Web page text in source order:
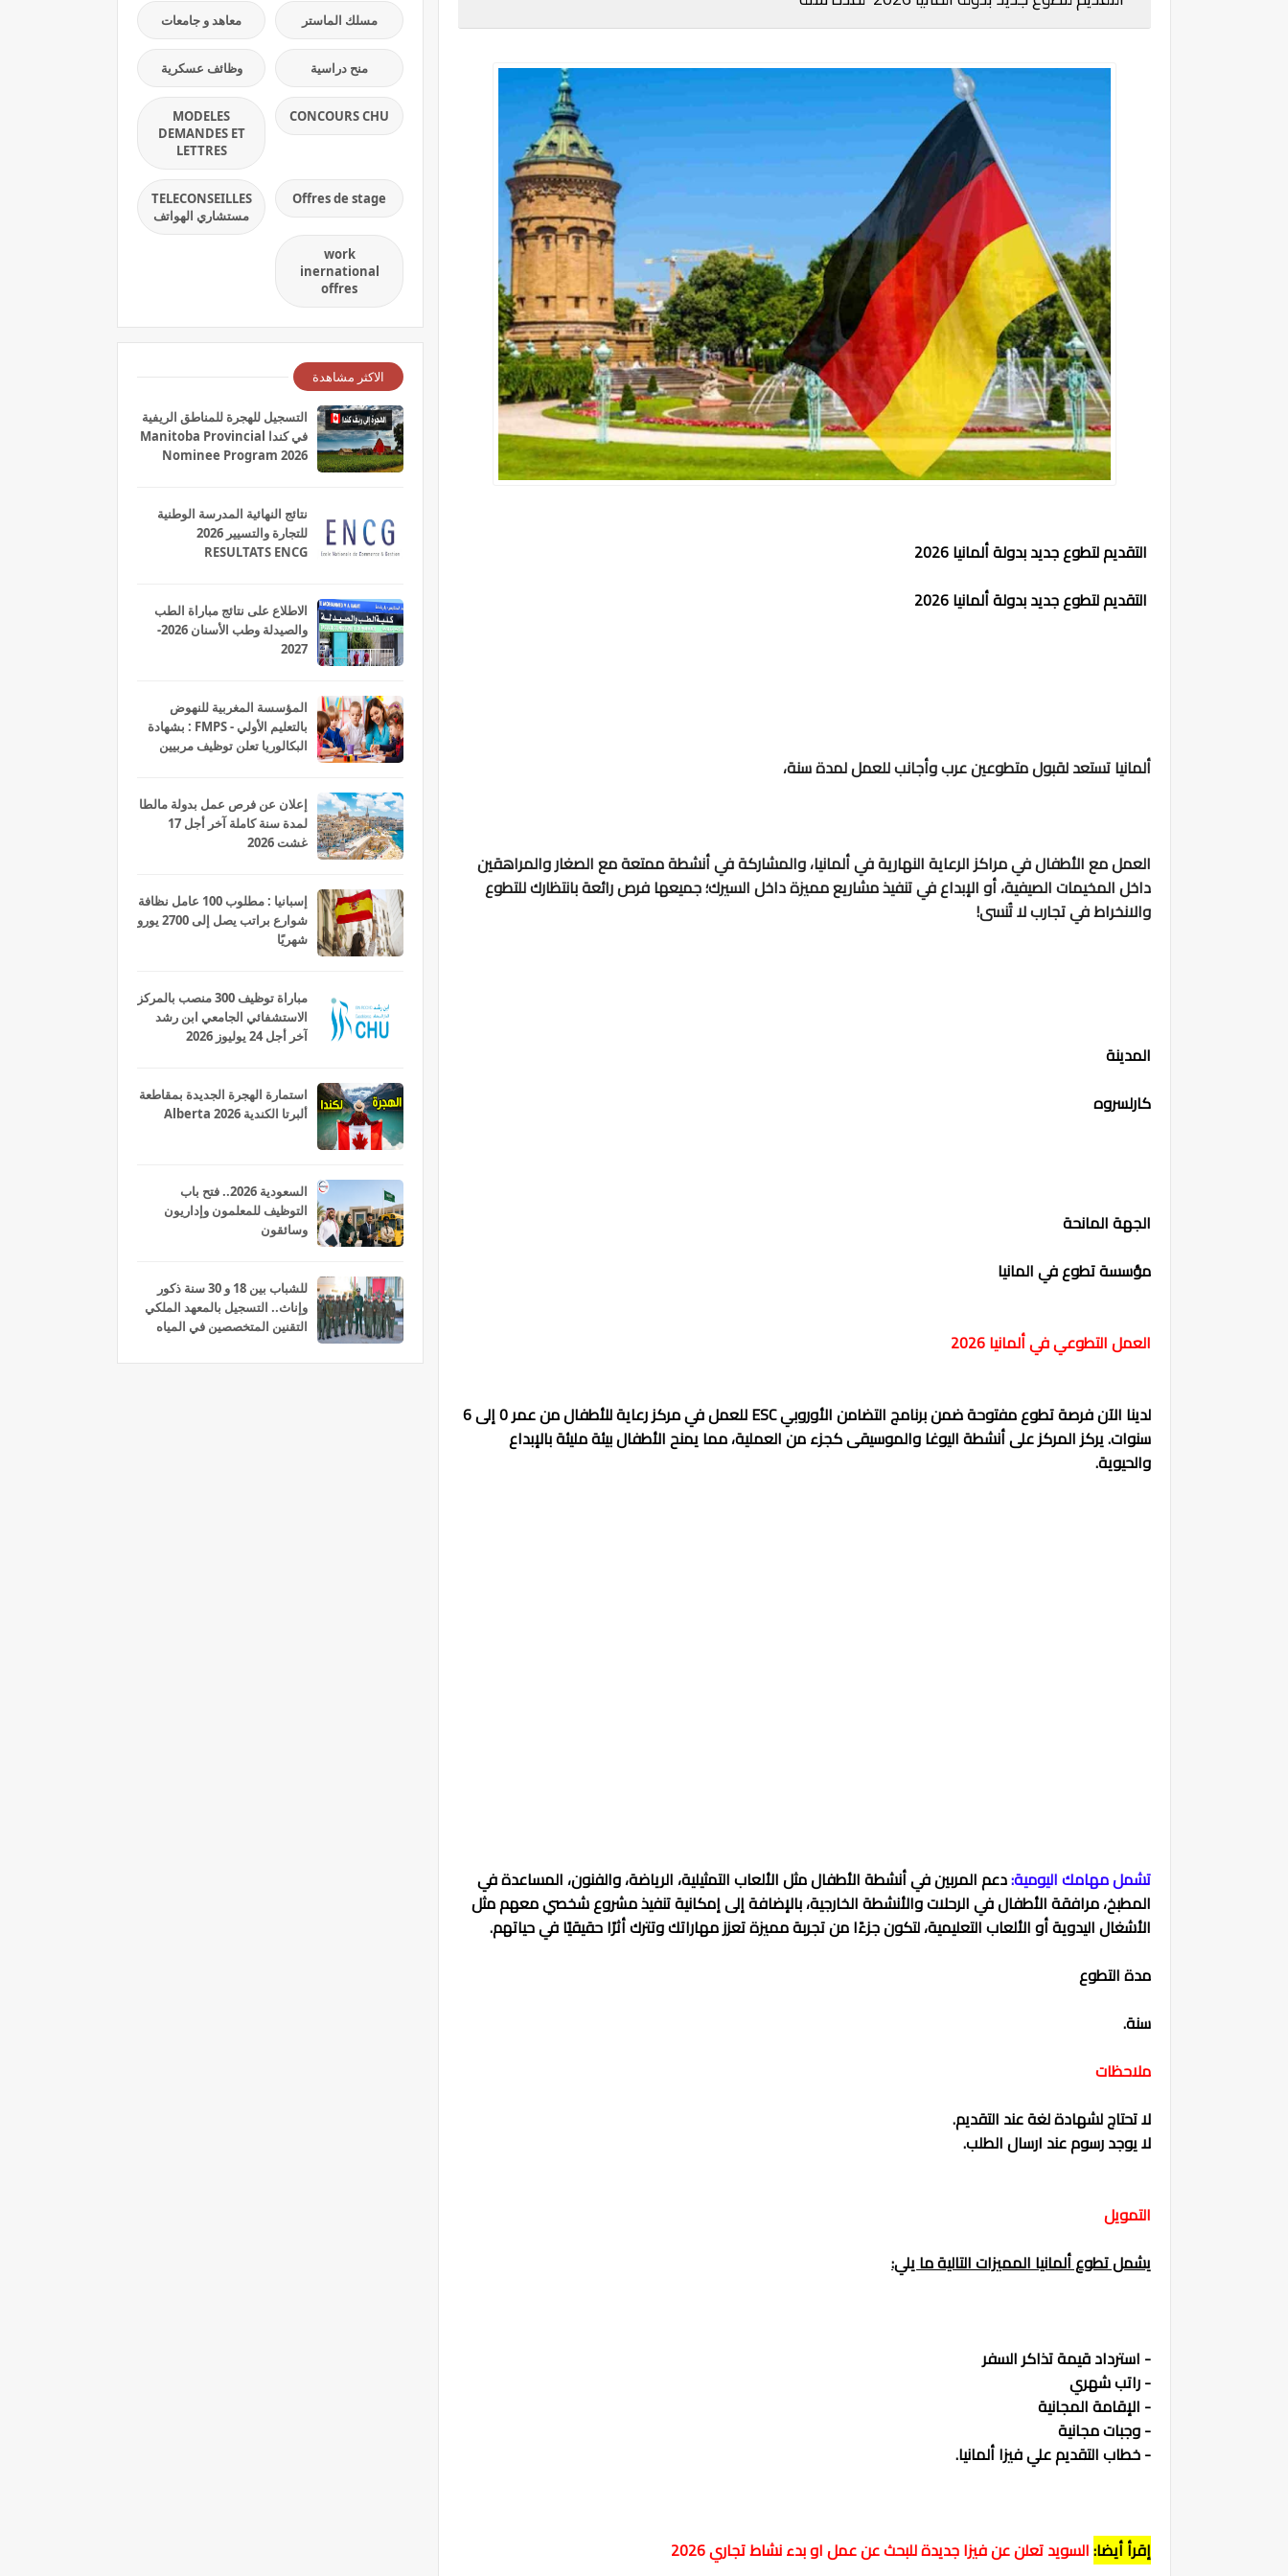
التقديم لتطوع جديد بدولة ألمانيا 2026
التقديم لتطوع جديد بدولة ألمانيا 2026
ألمانيا تستعد لقبول متطوعين عرب وأجانب للعمل لمدة سنة،
العمل مع الأطفال في مراكز الرعاية النهارية في ألمانيا، والمشاركة في أنشطة ممتعة مع الصغار والمراهقين
داخل المخيمات الصيفية، أو الإبداع في تنفيذ مشاريع مميزة داخل السيرك؛ جميعها فرص رائعة بانتظارك للتطوع
والانخراط في تجارب لا تُنسى!
المدينة
كارلسروه
الجهة المانحة
مؤسسة تطوع في المانيا
العمل التطوعي في ألمانيا 2026
لدينا الآن فرصة تطوع مفتوحة ضمن برنامج التضامن الأوروبي ESC للعمل في مركز رعاية للأطفال من عمر 0 إلى 6
سنوات. يركز المركز على أنشطة اليوغا والموسيقى كجزء من العملية، مما يمنح الأطفال بيئة مليئة بالإبداع
والحيوية.
تشمل مهامك اليومية:دعم المربين في أنشطة الأطفال مثل الألعاب التمثيلية، الرياضة، والفنون، المساعدة في
المطبخ، مرافقة الأطفال في الرحلات والأنشطة الخارجية، بالإضافة إلى إمكانية تنفيذ مشروع شخصي معهم مثل
الأشغال اليدوية أو الألعاب التعليمية، لتكون جزءًا من تجربة مميزة تعزز مهاراتك وتترك أثرًا حقيقيًا في حياتهم.
مدة التطوع
سنة.
ملاحظات
لا تحتاج لشهادة لغة عند التقديم.
لا يوجد رسوم عند ارسال الطلب.
التمويل
يشمل تطوع ألمانيا المميزات التالية ما يلي:
- استرداد قيمة تذاكر السفر
- راتب شهري
- الإقامة المجانية
- وجبات مجانية
- خطاب التقديم علي فيزا ألمانيا.
إقرأ أيضا:السويد تعلن عن فيزا جديدة للبحث عن عمل او بدء نشاط تجاري 2026
مسلك الماستر معاهد و جامعات
منح دراسية وظائف عسكرية
CONCOURS CHU
MODELES
DEMANDES ET
LETTRES
Offres de stage
TELECONSEILLES
مستشاري الهواتف
work
inernational
offres
الاكثر مشاهدة
التسجيل للهجرة للمناطق الريفية
في كندا Manitoba Provincial
Nominee Program 2026
نتائج النهائية المدرسة الوطنية
للتجارة والتسيير 2026
RESULTATS ENCG
الاطلاع على نتائج مباراة الطب
والصيدلة وطب الأسنان 2026-
2027
المؤسسة المغربية للنهوض
بالتعليم الأولي - FMPS : بشهادة
البكالوريا تعلن توظيف مربيين
إعلان عن فرص عمل بدولة مالطا
لمدة سنة كاملة آخر أجل 17
غشت 2026
إسبانيا : مطلوب 100 عامل نظافة
شوارع براتب يصل إلى 2700 يورو
شهريًا
مباراة توظيف 300 منصب بالمركز
الاستشفائي الجامعي ابن رشد
آخر أجل 24 يوليوز 2026
استمارة الهجرة الجديدة بمقاطعة
ألبرتا الكندية Alberta 2026
السعودية 2026.. فتح باب
التوظيف للمعلمون وإداريون
وسائقون
للشباب بين 18 و 30 سنة ذكور
وإناث.. التسجيل بالمعهد الملكي
التقنين المتخصصين في المياه